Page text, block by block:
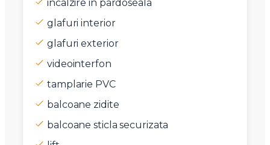
incalzire in pardoseala
glafuri interior
glafuri exterior
videointerfon
tamplarie PVC
balcoane zidite
balcoane sticla securizata